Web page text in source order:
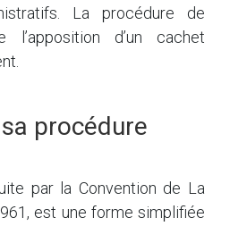
La procédure de
l’apposition d’un cachet
procédure
par la Convention de La
est une forme simplifiée